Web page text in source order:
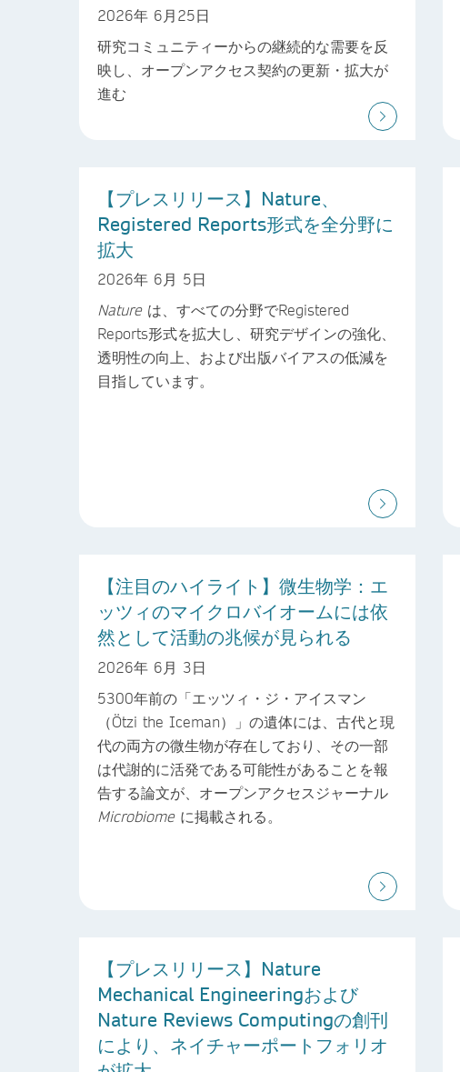
2026年 6月25日
研究コミュニティーからの継続的な需要を反
映し、オープンアクセス契約の更新・拡大が
進む
【プレスリリース】Nature、
Registered Reports形式を全分野に
拡大
2026年 6月 5日
Natureは、すべての分野でRegistered
Reports形式を拡大し、研究デザインの強化、
透明性の向上、および出版バイアスの低減を
目指しています。
【注目のハイライト】微生物学：エ
ッツィのマイクロバイオームには依
然として活動の兆候が見られる
2026年 6月 3日
5300年前の「エッツィ・ジ・アイスマン
（Ötzi the Iceman）」の遺体には、古代と現
代の両方の微生物が存在しており、その一部
は代謝的に活発である可能性があることを報
告する論文が、オープンアクセスジャーナル
Microbiome に掲載される。
【プレスリリース】Nature
Mechanical Engineeringおよび
Nature Reviews Computingの創刊
により、ネイチャーポートフォリオ